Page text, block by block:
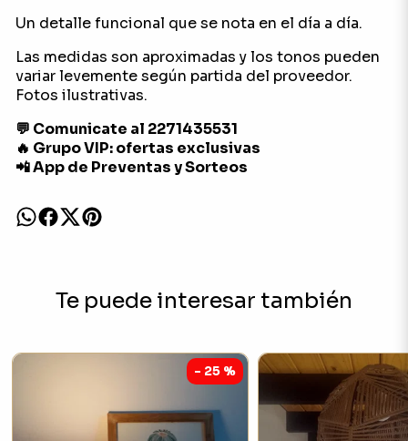
Un detalle funcional que se nota en el día a día.
Las medidas son aproximadas y los tonos pueden
variar levemente según partida del proveedor.
Fotos ilustrativas.
💬 Comunicate al 2271435531
🔥 Grupo VIP: ofertas exclusivas
📲 App de Preventas y Sorteos
Te puede interesar también
- 25 %